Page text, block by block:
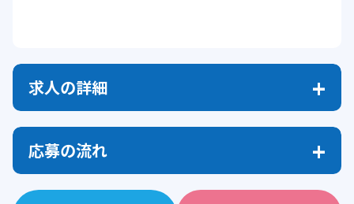
求人の詳細
応募の流れ